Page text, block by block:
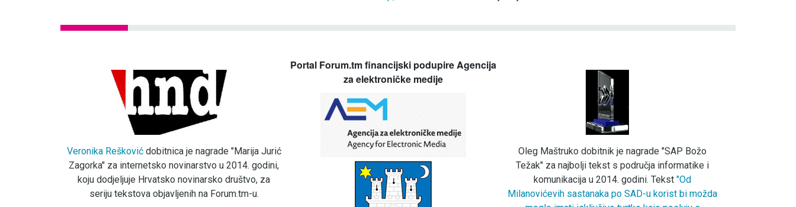
Veronika Reškovićdobitnica je nagrade "Marija Jurić
Zagorka" za internetsko novinarstvo u 2014. godini,
koju dodjeljuje Hrvatsko novinarsko društvo, za
seriju tekstova objavljenih na Forum.tm-u.
Portal Forum.tm financijski podupire Agencija
za elektroničke medije
Oleg Maštruko dobitnik je nagrade "SAP Božo
Težak" za najbolji tekst s područja informatike i
komunikacija u 2014. godini. Tekst"Od
Milanovićevih sastanaka po SAD-u korist bi možda